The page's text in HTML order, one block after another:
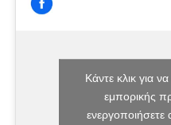
Κάντε κλικ για
εμπορικής
ενεργοποιήσετε